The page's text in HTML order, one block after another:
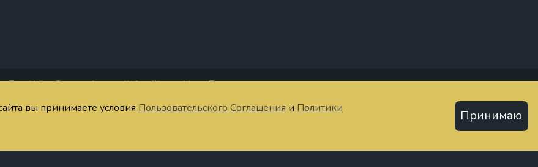
Таро Уэйта Старшие Арканы Кубки Жезлы Мечи Пентакли
вы принимаете условия Пользовательского Соглашения и Политики
Принимаю